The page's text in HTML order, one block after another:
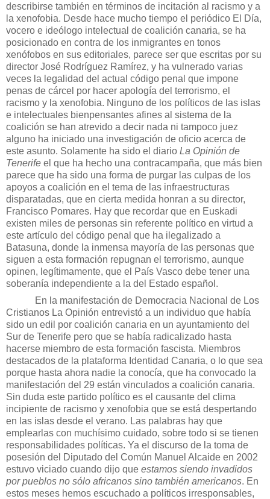
describirse también en términos de incitación al racismo y a
la xenofobia. Desde hace mucho tiempo el periódico El Día,
vocero e ideólogo intelectual de coalición canaria, se ha
posicionado en contra de los inmigrantes en tonos
xenófobos en sus editoriales, parece ser que escritas por su
director José Rodríguez Ramírez, y ha vulnerado varias
veces la legalidad del actual código penal que impone
penas de cárcel por hacer apología del terrorismo, el
racismo y la xenofobia. Ninguno de los políticos de las islas
e intelectuales bienpensantes afines al sistema de la
coalición se han atrevido a decir nada ni tampoco juez
alguno ha iniciado una investigación de oficio acerca de
este asunto. Solamente ha sido el diario La Opinión de
Tenerife el que ha hecho una contracampaña, que más bien
parece que ha sido una forma de purgar las culpas de los
apoyos a coalición en el tema de las infraestructuras
disparatadas, que en cierta medida honran a su director,
Francisco Pomares. Hay que recordar que en Euskadi
existen miles de personas sin referente político en virtud a
este artículo del código penal que ha ilegalizado a
Batasuna, donde la inmensa mayoría de las personas que
siguen a esta formación repugnan el terrorismo, aunque
opinen, legítimamente, que el País Vasco debe tener una
soberanía independiente a la del Estado español.
En la manifestación de Democracia Nacional de Los
Cristianos La Opinión entrevistó a un individuo que había
sido un edil por coalición canaria en un ayuntamiento del
Sur de Tenerife pero que se había radicalizado hasta
hacerse miembro de esta formación fascista. Miembros
destacados de la plataforma Identidad Canaria, o lo que sea
porque hasta ahora nadie la conocía, que ha convocado la
manifestación del 29 están vinculados a coalición canaria.
Sin duda este partido político es el causante del clima
incipiente de racismo y xenofobia que se está despertando
en las islas desde el verano. Las palabras hay que
emplearlas con muchísimo cuidado, sobre todo si se tienen
responsabilidades políticas. Ya el discurso de la toma de
posesión del Diputado del Común Manuel Alcaide en 2002
estuvo viciado cuando dijo que estamos siendo invadidos
por pueblos no sólo africanos sino también americanos. En
estos meses hemos escuchado a políticos irresponsables,